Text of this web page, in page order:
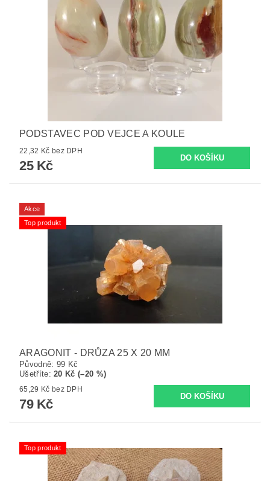
PODSTAVEC POD VEJCE A KOULE
22,32 Kč bez DPH
25 Kč
Akce
Top produkt
ARAGONIT - DRŮZA 25 X 20 MM
Původně: 99 Kč
Ušetříte:20 Kč (–20 %)
65,29 Kč bez DPH
79 Kč
Top produkt